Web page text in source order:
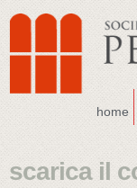
home
scarica il